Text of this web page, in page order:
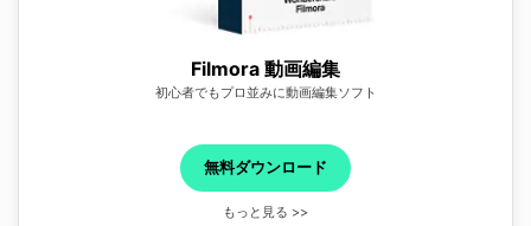
Filmora 動画編集
初心者でもプロ並みに動画編集ソフト
無料ダウンロード
もっと見る >>